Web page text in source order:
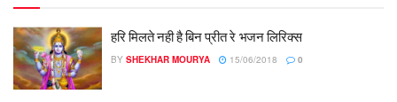
हरि मिलते नही है बिन प्रीत रे भजन लिरिक्स
BY SHEKHAR MOURYA 15/06/2018 0